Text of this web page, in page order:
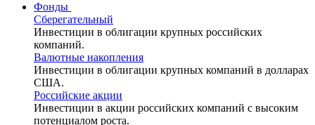
Фонды
Сберегательный
Инвестиции в облигации крупных российских
компаний.
Валютные накопления
Инвестиции в облигации крупных компаний в долларах
США.
Российские акции
Инвестиции в акции российских компаний с высоким
потенциалом роста.